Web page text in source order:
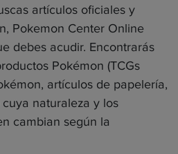
artículos oficiales y
Pokemon Center Online
debes acudir. Encontrarás
Pokémon (TCGs
artículos de papelería,
naturaleza y los
cambian según la